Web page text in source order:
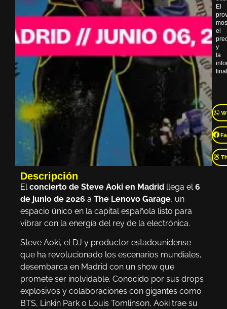
El
el
y
la
Descripción
El concierto de Steve Aoki en Madrid llega el 6
de junio de 2026 a The Lenovo Garage, un
espacio único en la capital española listo para
vibrar con la energía del rey de la electrónica.
Steve Aoki, el DJ y productor estadounidense
que ha revolucionado los escenarios mundiales,
desembarca en Madrid con un show que
promete ser inolvidable. Conocido por sus drops
explosivos y colaboraciones con gigantes como
BTS, Linkin Park o Louis Tomlinson, Aoki trae su